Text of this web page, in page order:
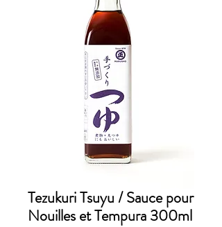
Tezukuri Tsuyu / Sauce pour
Nouilles et Tempura 300ml